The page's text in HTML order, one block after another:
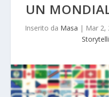
UN
Inserito da Masa | Mar 2,